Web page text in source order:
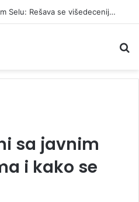
Asfaltira se put u Golemom Selu: Rešava se višedecenijski problem meštana
sa javnim
i kako se